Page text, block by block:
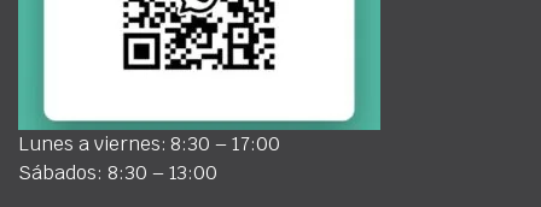
Lunes a viernes: 8:30 – 17:00
Sábados: 8:30 – 13:00